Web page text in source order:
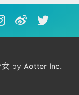
by Aotter Inc.